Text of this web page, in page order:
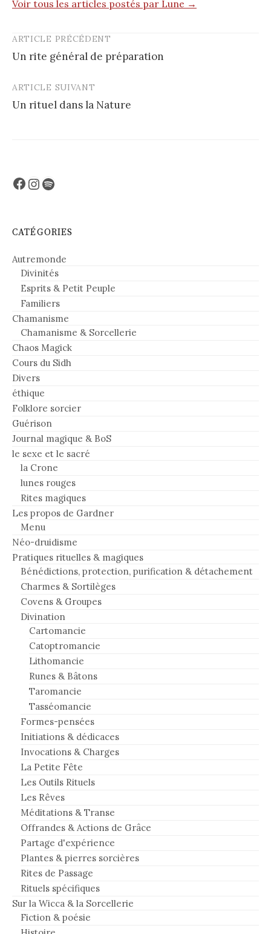
Voir tous les articles postés par Lune →
Post
navigation
ARTICLE PRÉCÉDENT
Un rite général de préparation
ARTICLE SUIVANT
Un rituel dans la Nature
Facebook
Instagram
Spotify
CATÉGORIES
Autremonde
Divinités
Esprits & Petit Peuple
Familiers
Chamanisme
Chamanisme & Sorcellerie
Chaos Magick
Cours du Sidh
Divers
éthique
Folklore sorcier
Guérison
Journal magique & BoS
le sexe et le sacré
la Crone
lunes rouges
Rites magiques
Les propos de Gardner
Menu
Néo-druidisme
Pratiques rituelles & magiques
Bénédictions, protection, purification & détachement
Charmes & Sortilèges
Covens & Groupes
Divination
Cartomancie
Catoptromancie
Lithomancie
Runes & Bâtons
Taromancie
Tasséomancie
Formes-pensées
Initiations & dédicaces
Invocations & Charges
La Petite Fête
Les Outils Rituels
Les Rêves
Méditations & Transe
Offrandes & Actions de Grâce
Partage d'expérience
Plantes & pierres sorcières
Rites de Passage
Rituels spécifiques
Sur la Wicca & la Sorcellerie
Fiction & poésie